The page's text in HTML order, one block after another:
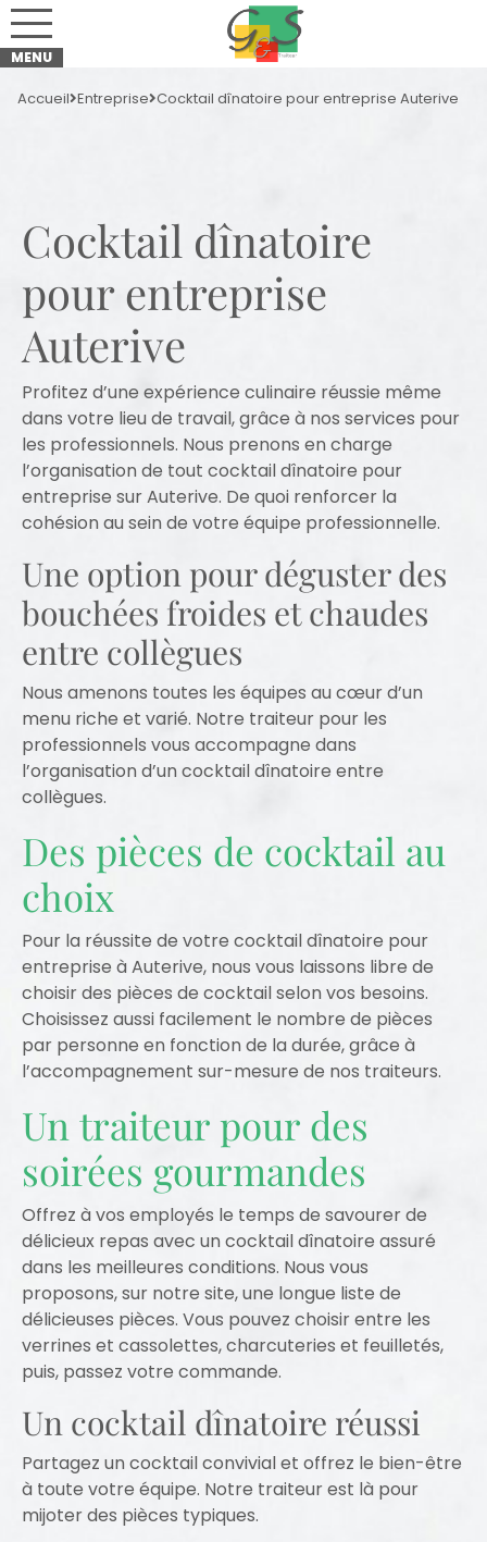
Accueil Entreprise Cocktail dînatoire pour entreprise Auterive
Cocktail dînatoire
pour entreprise
Auterive
Profitez d’une expérience culinaire réussie même
dans votre lieu de travail, grâce à nos services pour
les professionnels. Nous prenons en charge
l’organisation de tout cocktail dînatoire pour
entreprise sur Auterive. De quoi renforcer la
cohésion au sein de votre équipe professionnelle.
Une option pour déguster des
bouchées froides et chaudes
entre collègues
Nous amenons toutes les équipes au cœur d’un
menu riche et varié. Notre traiteur pour les
professionnels vous accompagne dans
l’organisation d’un cocktail dînatoire entre
collègues.
Des pièces de cocktail au
choix
Pour la réussite de votre cocktail dînatoire pour
entreprise à Auterive, nous vous laissons libre de
choisir des pièces de cocktail selon vos besoins.
Choisissez aussi facilement le nombre de pièces
par personne en fonction de la durée, grâce à
l’accompagnement sur-mesure de nos traiteurs.
Un traiteur pour des
soirées gourmandes
Offrez à vos employés le temps de savourer de
délicieux repas avec un cocktail dînatoire assuré
dans les meilleures conditions. Nous vous
proposons, sur notre site, une longue liste de
délicieuses pièces. Vous pouvez choisir entre les
verrines et cassolettes, charcuteries et feuilletés,
puis, passez votre commande.
Un cocktail dînatoire réussi
Partagez un cocktail convivial et offrez le bien-être
à toute votre équipe. Notre traiteur est là pour
mijoter des pièces typiques.